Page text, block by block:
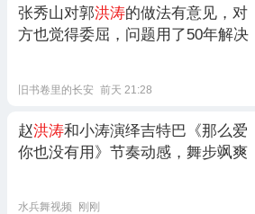
张秀山对郭洪涛的做法有意见，对
方也觉得委屈，问题用了50年解决
旧书卷里的长安 前天 21:28
赵洪涛和小涛演绎吉特巴《那么爱
你也没有用》节奏动感，舞步飒爽
水兵舞视频 刚刚